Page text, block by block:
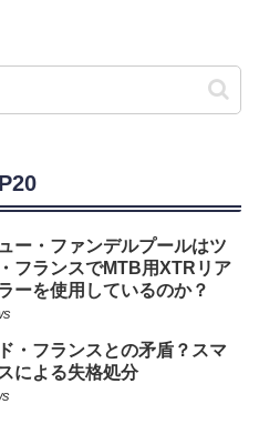
ー・ファンデルプールはツ
フランスでMTB用XTRリア
ーを使用しているのか？
・フランスとの矛盾？スマ
による失格処分